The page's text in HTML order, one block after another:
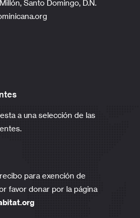
Santo Domingo, D.N.
a una selección de las
para exención de
favor donar por la página